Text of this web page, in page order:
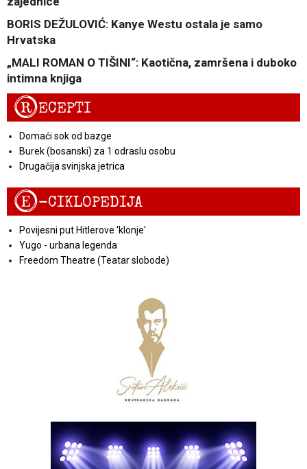
BORIS DEŽULOVIĆ: Kanye Westu ostala je samo
Hrvatska
„MALI ROMAN O TIŠINI“: Kaotična, zamršena i duboko
intimna knjiga
RECEPTI
Domaći sok od bazge
Burek (bosanski) za 1 odraslu osobu
Drugačija svinjska jetrica
E-CIKLOPEDIJA
Povijesni put Hitlerove 'klonje'
Yugo - urbana legenda
Freedom Theatre (Teatar slobode)